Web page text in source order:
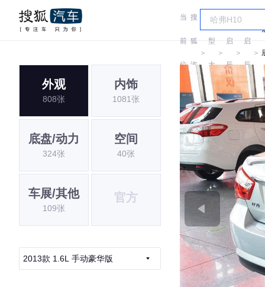
当
前
位
置:
搜
狐
汽
车
＞
车
型
大
全
＞
启
辰
＞
启
辰
＞
外观
808张
内饰
1081张
底盘/动力
324张
空间
40张
车展/其他
109张
官方
2013款 1.6L 手动豪华版